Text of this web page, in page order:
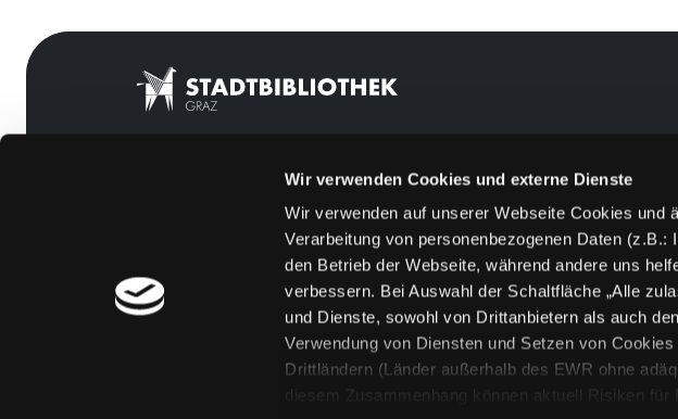
Wir verwenden Cookies und externe Dienste
Wir verwenden auf unserer Webseite Cookies und
Verarbeitung von personenbezogenen Daten
den Betrieb der Webseite, während andere uns
verbessern. Bei Auswahl der Schaltfläche „Alle
und Dienste, sowohl von Drittanbietern als auch
Verwendung von Diensten und Setzen von
Drittländern (Länder außerhalb des EWR ohne
diesem Zusammenhang können aktuell Risiken
[kju:b]
Feedback
Kontakt
Über uns
Jobs
Medienwunsch
FAQs